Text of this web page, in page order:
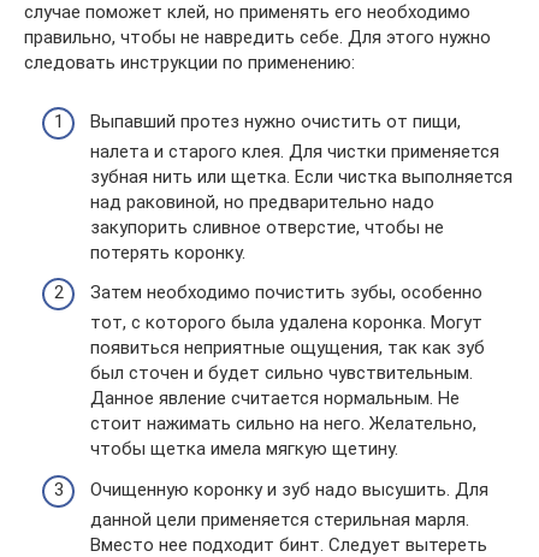
случае поможет клей, но применять его необходимо
правильно, чтобы не навредить себе. Для этого нужно
следовать инструкции по применению:
Выпавший протез нужно очистить от пищи,
налета и старого клея. Для чистки применяется
зубная нить или щетка. Если чистка выполняется
над раковиной, но предварительно надо
закупорить сливное отверстие, чтобы не
потерять коронку.
Затем необходимо почистить зубы, особенно
тот, с которого была удалена коронка. Могут
появиться неприятные ощущения, так как зуб
был сточен и будет сильно чувствительным.
Данное явление считается нормальным. Не
стоит нажимать сильно на него. Желательно,
чтобы щетка имела мягкую щетину.
Очищенную коронку и зуб надо высушить. Для
данной цели применяется стерильная марля.
Вместо нее подходит бинт. Следует вытереть